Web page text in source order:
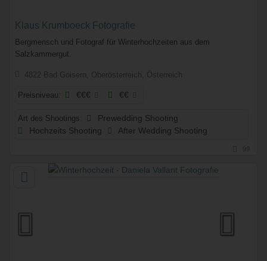
Klaus Krumboeck Fotografie
Bergmensch und Fotograf für Winterhochzeiten aus dem
Salzkammergut.
4822 Bad Goisern, Oberösterreich, Österreich
Preisniveau: €€€ €€
Art des Shootings:
Prewedding Shooting
Hochzeits Shooting
After Wedding Shooting